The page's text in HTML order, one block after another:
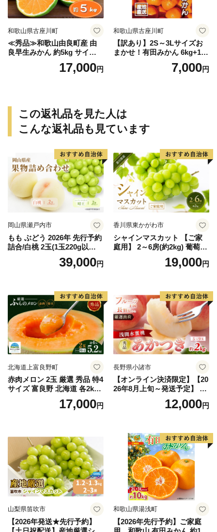
和歌山県古座川町
≪秀品≫和歌山由良町産 由
良早生みかん 約5kg サイズお
まかせ【sml106C】17,000円
和歌山県古座川町
【訳あり】2S～3Lサイズお
まかせ！有田みかん 6kg+1kg
保証分 11月から12月下旬ま
でに順次発送致します。 / 訳
7,000円
この返礼品を見た人は
こんな返礼品も見ています
岡山県瀬戸内市
もも ぶどう 2026年 先行予約
詰合/白桃 2玉(1玉220g以
上)・シャインマスカット 晴
39,000円
香川県東かがわ市
シャインマスカット 【ご家
庭用】 2～6房(約2kg) 葡萄 ぶ
どう ブドウ フルーツ 果物 く
だもの 果実 旬の果物 旬のフ
19,000円
北海道上富良野町
赤肉メロン 2玉 厳選 秀品 特4
サイズ 富良野 北海道 各2kg
～2.6kg 2玉 セット ファーム
富良野 メロン めろん 果物 く
17,000円
長野県小諸市
【オンライン決済限定】【20
26年8月上旬～発送予定】 先
行予約 「浅間水蜜桃プレミ
アム」 もも あかつき 秀品 約
果肉 長野県産 小諸市
12,000円
山梨県笛吹市
【2026年発送★先行予約】
和歌山県湯浅町
【2026年先行予約】ご家庭